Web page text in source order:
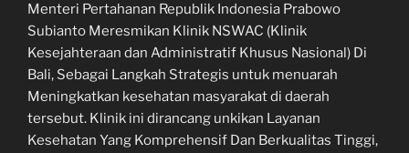
Menteri Pertahanan Republik Indonesia Prabowo
Subianto Meresmikan Klinik NSWAC (Klinik
Kesejahteraan dan Administratif Khusus Nasional) Di
Bali, Sebagai Langkah Strategis untuk menuarah
Meningkatkan kesehatan masyarakat di daerah
tersebut. Klinik ini dirancang unkikan Layanan
Kesehatan Yang Komprehensif Dan Berkualitas Tinggi,